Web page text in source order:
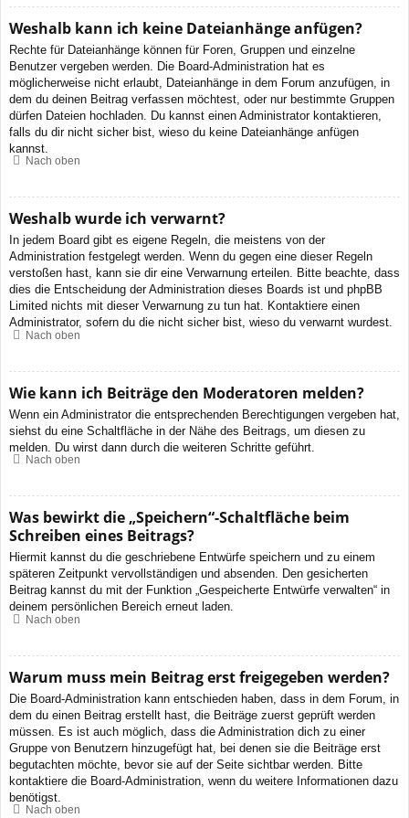
Weshalb kann ich keine Dateianhänge anfügen?
Rechte für Dateianhänge können für Foren, Gruppen und einzelne
Benutzer vergeben werden. Die Board-Administration hat es
möglicherweise nicht erlaubt, Dateianhänge in dem Forum anzufügen, in
dem du deinen Beitrag verfassen möchtest, oder nur bestimmte Gruppen
dürfen Dateien hochladen. Du kannst einen Administrator kontaktieren,
falls du dir nicht sicher bist, wieso du keine Dateianhänge anfügen
kannst.
Nach oben
Weshalb wurde ich verwarnt?
In jedem Board gibt es eigene Regeln, die meistens von der
Administration festgelegt werden. Wenn du gegen eine dieser Regeln
verstoßen hast, kann sie dir eine Verwarnung erteilen. Bitte beachte, dass
dies die Entscheidung der Administration dieses Boards ist und phpBB
Limited nichts mit dieser Verwarnung zu tun hat. Kontaktiere einen
Administrator, sofern du die nicht sicher bist, wieso du verwarnt wurdest.
Nach oben
Wie kann ich Beiträge den Moderatoren melden?
Wenn ein Administrator die entsprechenden Berechtigungen vergeben hat,
siehst du eine Schaltfläche in der Nähe des Beitrags, um diesen zu
melden. Du wirst dann durch die weiteren Schritte geführt.
Nach oben
Was bewirkt die „Speichern“-Schaltfläche beim
Schreiben eines Beitrags?
Hiermit kannst du die geschriebene Entwürfe speichern und zu einem
späteren Zeitpunkt vervollständigen und absenden. Den gesicherten
Beitrag kannst du mit der Funktion „Gespeicherte Entwürfe verwalten“ in
deinem persönlichen Bereich erneut laden.
Nach oben
Warum muss mein Beitrag erst freigegeben werden?
Die Board-Administration kann entschieden haben, dass in dem Forum, in
dem du einen Beitrag erstellt hast, die Beiträge zuerst geprüft werden
müssen. Es ist auch möglich, dass die Administration dich zu einer
Gruppe von Benutzern hinzugefügt hat, bei denen sie die Beiträge erst
begutachten möchte, bevor sie auf der Seite sichtbar werden. Bitte
kontaktiere die Board-Administration, wenn du weitere Informationen dazu
benötigst.
Nach oben